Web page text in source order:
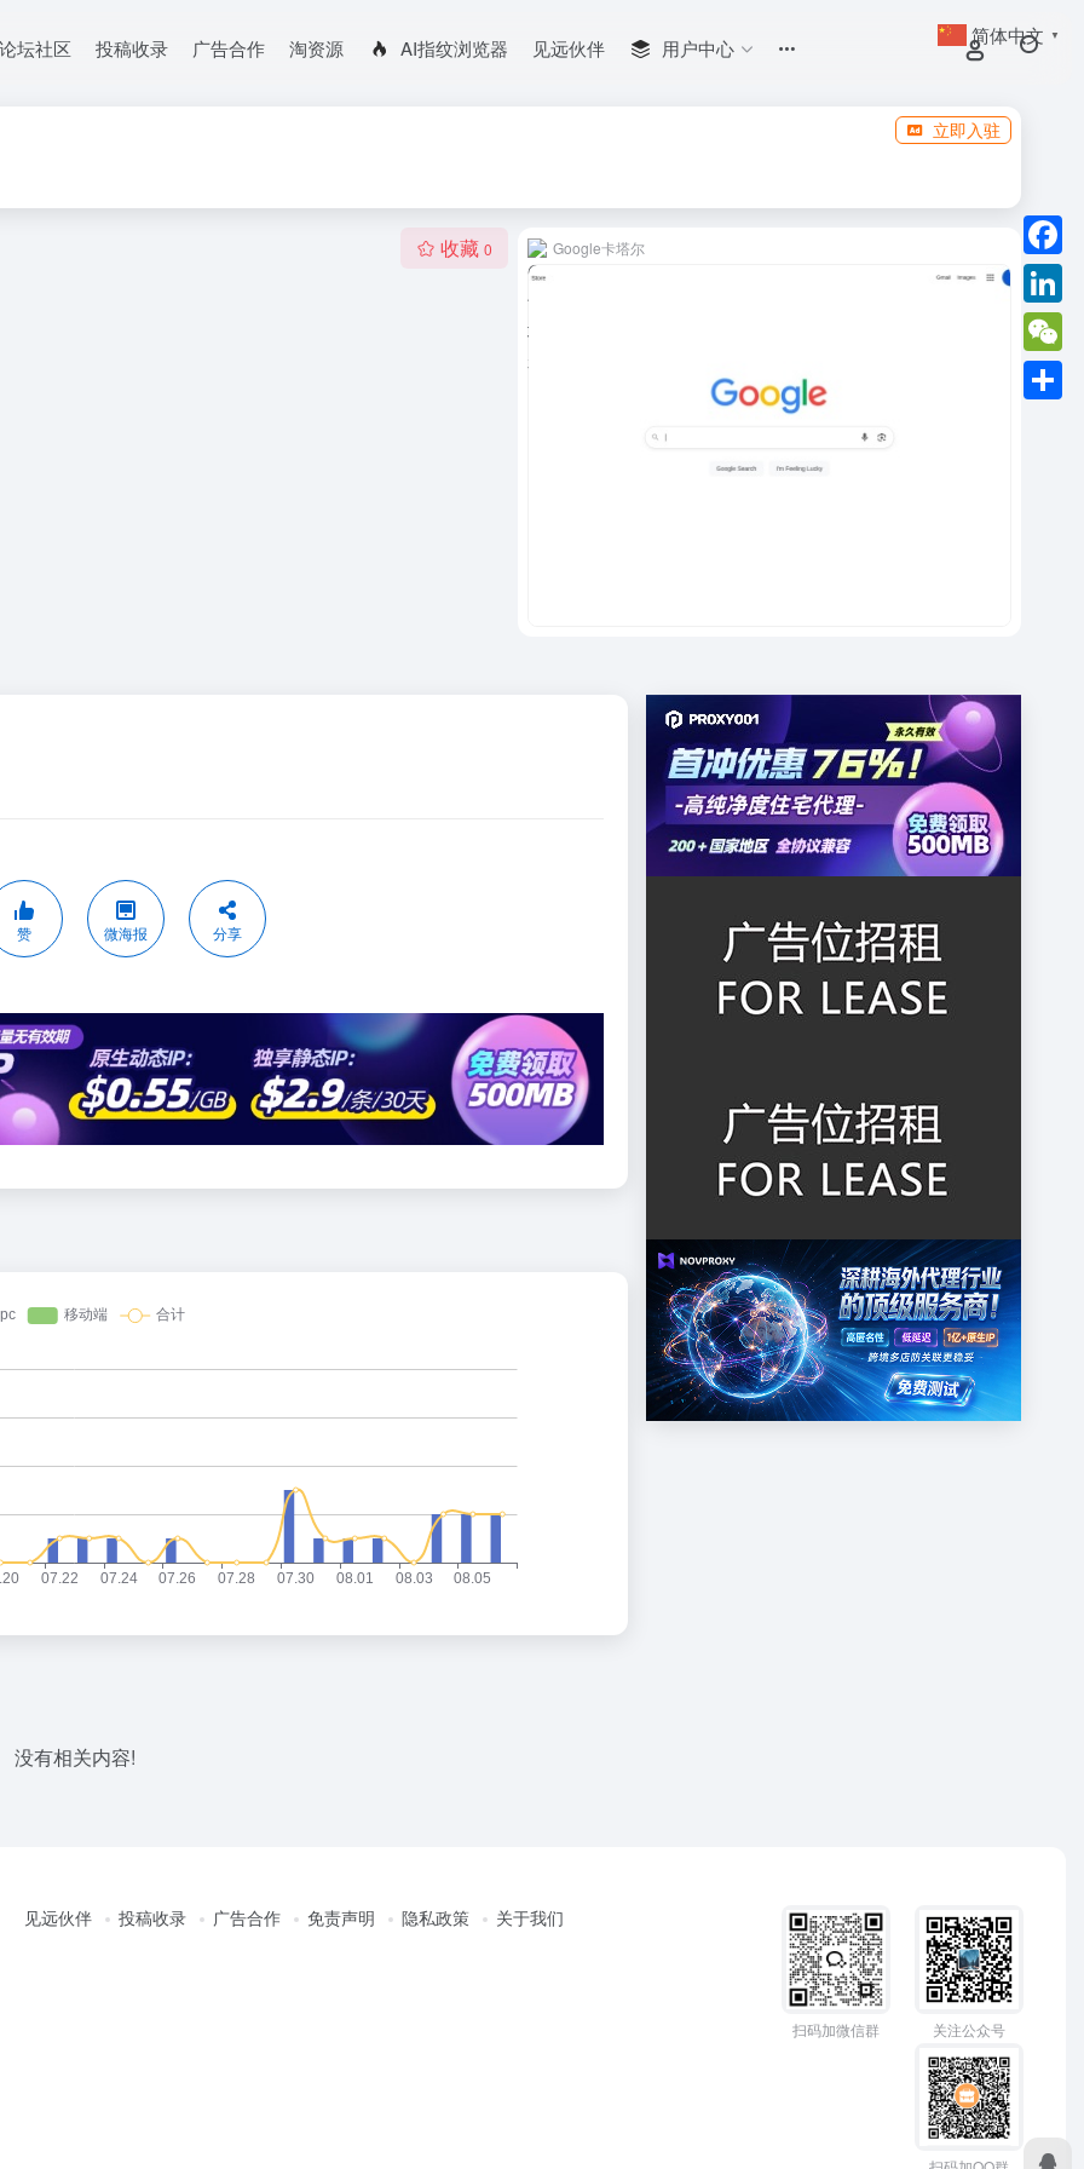
论坛社区 投稿收录 广告合作 淘资源 AI指纹浏览器 见远伙伴 用户中心
立即入驻
收藏 0 Google卡塔尔
赞 微海报 分享
没有相关内容!
见远伙伴 投稿收录 广告合作 免责声明 隐私政策 关于我们
扫码加微信群 关注公众号
简体中文 ▼